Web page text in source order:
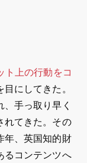
ト上の行動をコ
目にしてきた。
手っ取り早く
れてきた。その
年、英国知的財
るコンテンツへ